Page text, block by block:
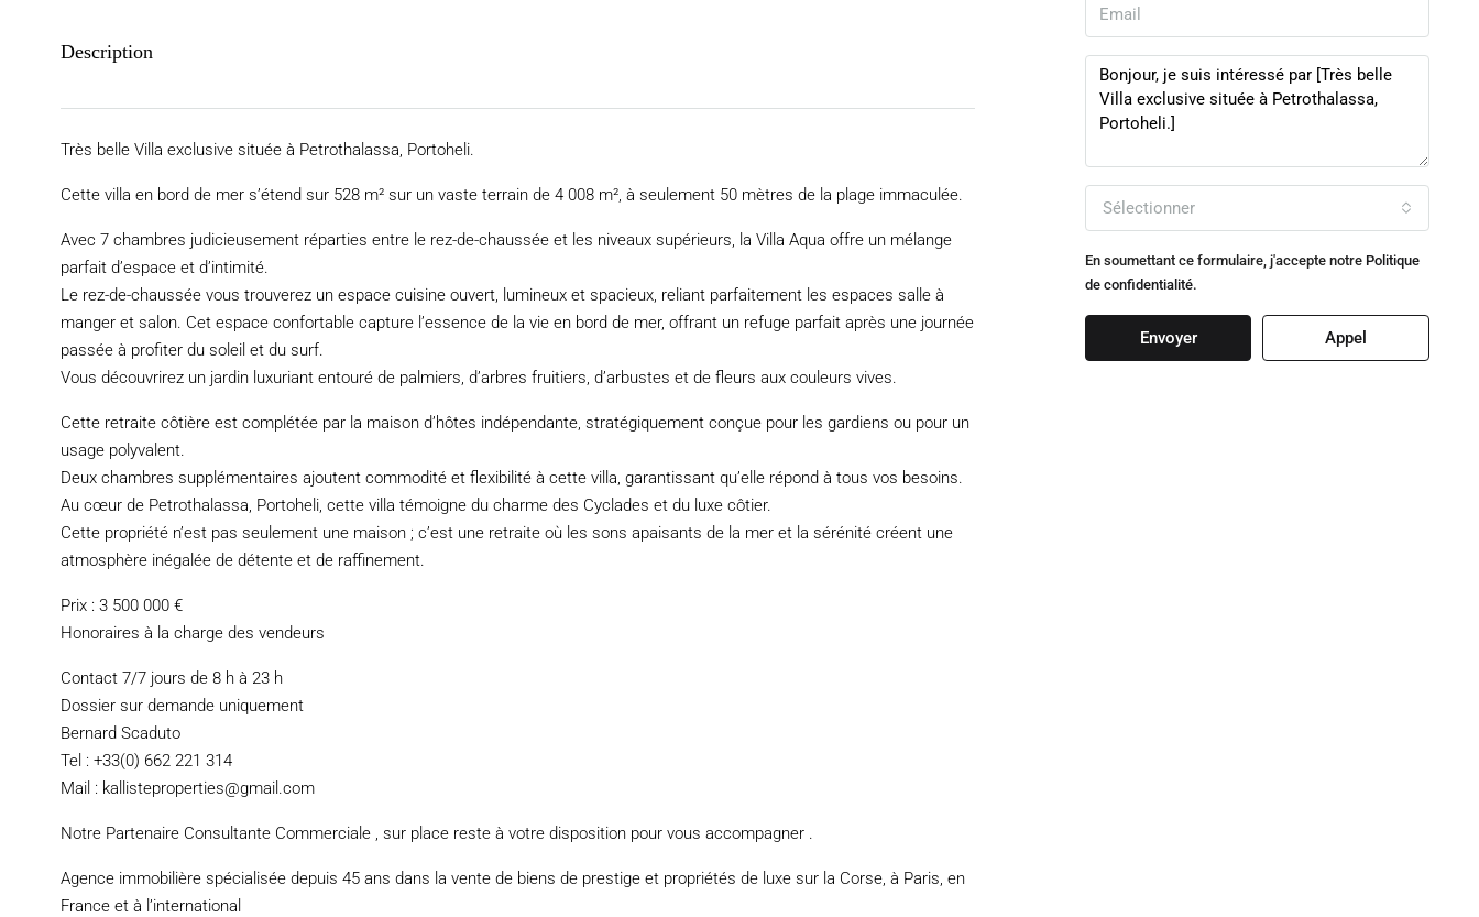
Description
Très belle Villa exclusive située à Petrothalassa, Portoheli.
Cette villa en bord de mer s’étend sur 528 m² sur un vaste terrain de 4 008 m², à seulement 50 mètres de la plage immaculée.
Avec 7 chambres judicieusement réparties entre le rez-de-chaussée et les niveaux supérieurs, la Villa Aqua offre un mélange
parfait d’espace et d’intimité.
Le rez-de-chaussée vous trouverez un espace cuisine ouvert, lumineux et spacieux, reliant parfaitement les espaces salle à
manger et salon. Cet espace confortable capture l’essence de la vie en bord de mer, offrant un refuge parfait après une journée
passée à profiter du soleil et du surf.
Vous découvrirez un jardin luxuriant entouré de palmiers, d’arbres fruitiers, d’arbustes et de fleurs aux couleurs vives.
Cette retraite côtière est complétée par la maison d’hôtes indépendante, stratégiquement conçue pour les gardiens ou pour un
usage polyvalent.
Deux chambres supplémentaires ajoutent commodité et flexibilité à cette villa, garantissant qu’elle répond à tous vos besoins.
Au cœur de Petrothalassa, Portoheli, cette villa témoigne du charme des Cyclades et du luxe côtier.
Cette propriété n’est pas seulement une maison ; c’est une retraite où les sons apaisants de la mer et la sérénité créent une
atmosphère inégalée de détente et de raffinement.
Prix : 3 500 000 €
Honoraires à la charge des vendeurs
Contact 7/7 jours de 8 h à 23 h
Dossier sur demande uniquement
Bernard Scaduto
Tel : +33(0) 662 221 314
Mail : kallisteproperties@gmail.com
Notre Partenaire Consultante Commerciale , sur place reste à votre disposition pour vous accompagner .
Agence immobilière spécialisée depuis 45 ans dans la vente de biens de prestige et propriétés de luxe sur la Corse, à Paris, en
France et à l’international
Sélectionner
En soumettant ce formulaire, j'accepte notre Politique
de confidentialité.
Envoyer Appel